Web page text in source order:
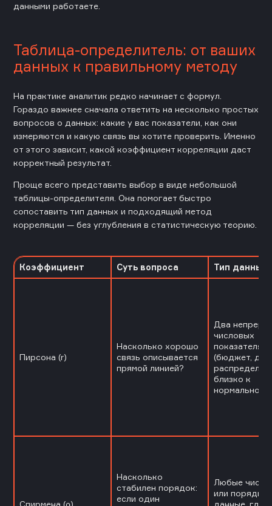
данными работаете.
Таблица-определитель: от ваших
данных к правильному методу
На практике аналитик редко начинает с формул.
Гораздо важнее сначала ответить на несколько простых
вопросов о данных: какие у вас показатели, как они
измеряются и какую связь вы хотите проверить. Именно
от этого зависит, какой коэффициент корреляции даст
корректный результат.
Проще всего представить выбор в виде небольшой
таблицы-определителя. Она помогает быстро
сопоставить тип данных и подходящий метод
корреляции — без углубления в статистическую теорию.
Коэффициент Суть вопроса Тип данных
Пирсона (r)
Насколько хорошо
связь описывается
прямой линией?
Два
числовых
показателя
(бюджет,
близко к
нормальному.
Насколько
стабилен порядок:
если один
Любые
или